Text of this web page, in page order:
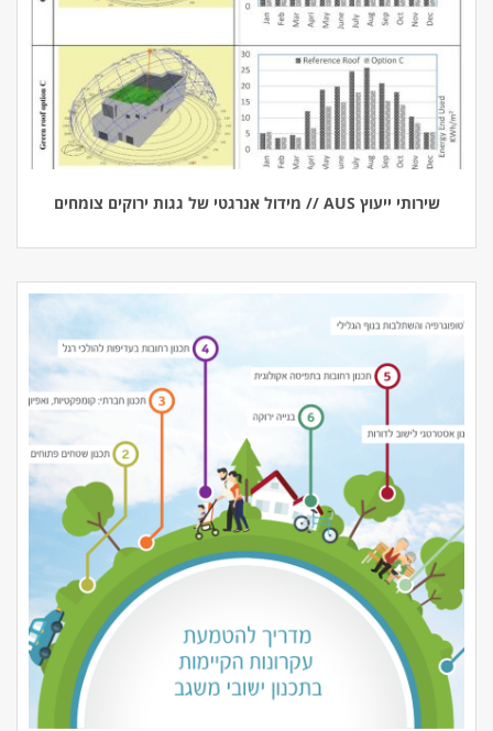
שירותי ייעוץ AUS // מידול אנרגטי של גגות ירוקים צומחים